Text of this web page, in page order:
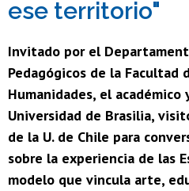
ese territorio"
Invitado por el
Pedagógicos de la Facultad
Humanidades, el
Universidad de Brasilia,
de la U. de Chile para
sobre la experiencia de las
modelo que vincula arte,